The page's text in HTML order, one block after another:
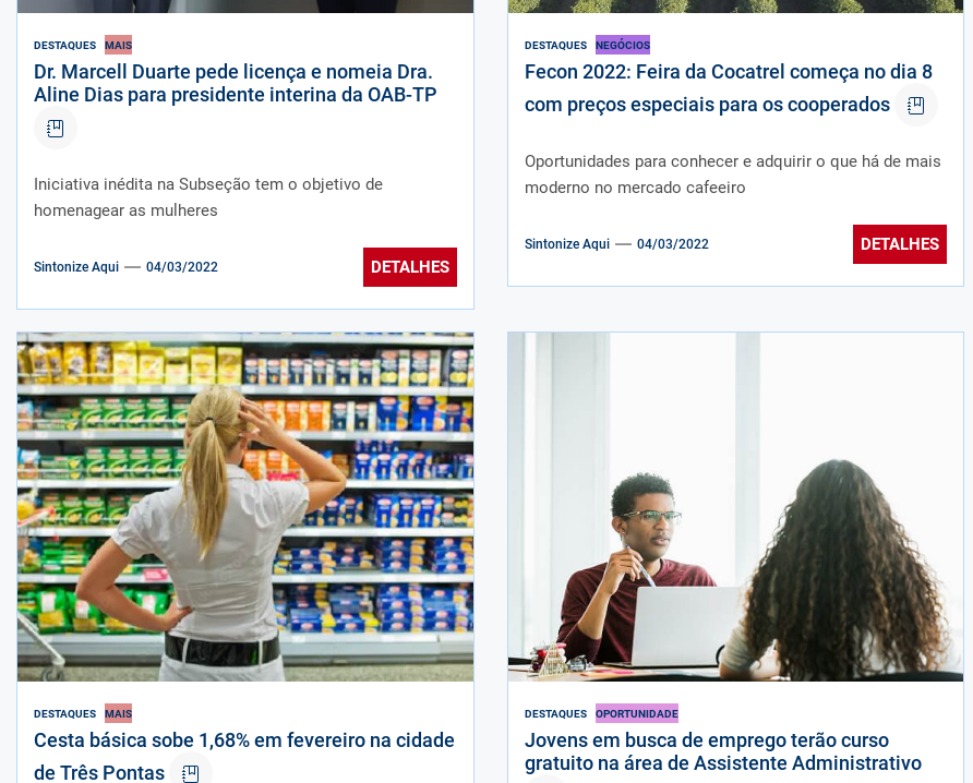
DESTAQUES MAIS
Dr. Marcell Duarte pede licença e nomeia Dra.
Aline Dias para presidente interina da OAB-TP
Iniciativa inédita na Subseção tem o objetivo de
homenagear as mulheres
Sintonize Aqui 04/03/2022 DETALHES
DESTAQUES NEGÓCIOS
Fecon 2022: Feira da Cocatrel começa no dia 8
com preços especiais para os cooperados
Oportunidades para conhecer e adquirir o que há de mais
moderno no mercado cafeeiro
Sintonize Aqui 04/03/2022 DETALHES
DESTAQUES MAIS
Cesta básica sobe 1,68% em fevereiro na cidade
de Três Pontas
DESTAQUES OPORTUNIDADE
Jovens em busca de emprego terão curso
gratuito na área de Assistente Administrativo